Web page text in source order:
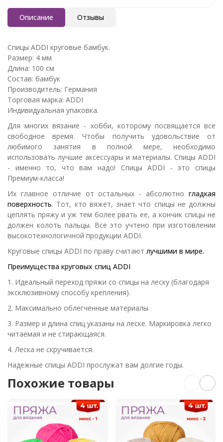
Описание Отзывы
Спицы ADDI круговые бамбук.
Размер: 4 мм
Длина: 100 см
Состав: бамбук
Производитель: Германия
Торговая марка: ADDI
Индивидуальная упаковка.
Для многих вязание - хобби, которому посвящается все
свободное время. Чтобы получить удовольствие от
любимого занятия в полной мере, необходимо
использовать лучшие аксессуары и материалы. Спицы ADDI
- именно то, что вам надо! Спицы ADDI - это спицы
Премиум-класса!
Их главное отличие от остальных - абсолютно гладкая
поверхность. Тот, кто вяжет, знает что спицы не должны
цеплять пряжу и уж тем более рвать ее, а кончик спицы не
должен колоть пальцы. Все это учтено при изготовлении
высокотехнологичной продукции ADDI.
Круговые спицы ADDI по праву считают лучшими в мире.
Преимущества круговых спиц ADDI
1. Идеальный переход пряжи со спицы на леску (благодаря
эксклюзивному способу крепления).
2. Максимально облегченные материалы.
3. Размер и длина спиц указаны на леске. Маркировка легко
читаемая и не стирающаяся.
4. Леска не скручивается.
Надежные спицы ADDI прослужат вам долгие годы.
Похожие товары